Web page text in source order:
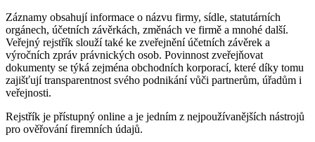
Záznamy obsahují informace o názvu firmy, sídle, statutárních
orgánech, účetních závěrkách, změnách ve firmě a mnohé další.
Veřejný rejstřík slouží také ke zveřejnění účetních závěrek a
výročních zpráv právnických osob. Povinnost zveřejňovat
dokumenty se týká zejména obchodních korporací, které díky tomu
zajišťují transparentnost svého podnikání vůči partnerům, úřadům i
veřejnosti.
Rejstřík je přístupný online a je jedním z nejpoužívanějších nástrojů
pro ověřování firemních údajů.